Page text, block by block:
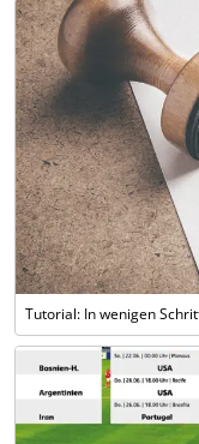
Tutorial: In wenigen